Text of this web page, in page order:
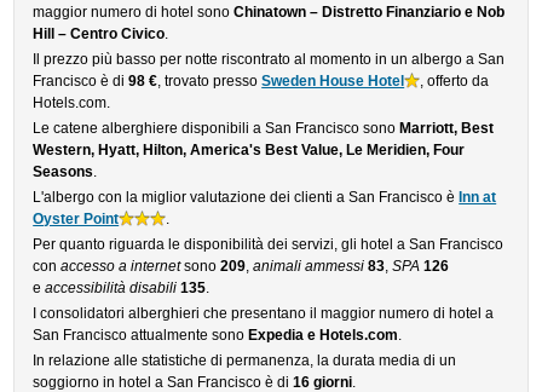
maggior numero di hotel sonoChinatown – Distretto Finanziario e Nob
Hill – Centro Civico.
Il prezzo più basso per notte riscontrato al momento in un albergo a San
Francisco è di98 €, trovato pressoSweden House Hotel
, offerto da
Hotels.com.
Le catene alberghiere disponibili a San Francisco sono Marriott, Best
Western, Hyatt, Hilton, America's Best Value, Le Meridien, Four
Seasons.
L'albergo con la miglior valutazione dei clienti a San Francisco è Inn at
Oyster Point
.
Per quanto riguarda le disponibilità dei servizi, gli hotel a San Francisco
conaccesso a internetsono209,animali ammessi 83,SPA 126
eaccessibilità disabili 135.
I consolidatori alberghieri che presentano il maggior numero di hotel a
San Francisco attualmente sono Expedia e Hotels.com.
In relazione alle statistiche di permanenza, la durata media di un
soggiorno in hotel a San Francisco è di16 giorni.